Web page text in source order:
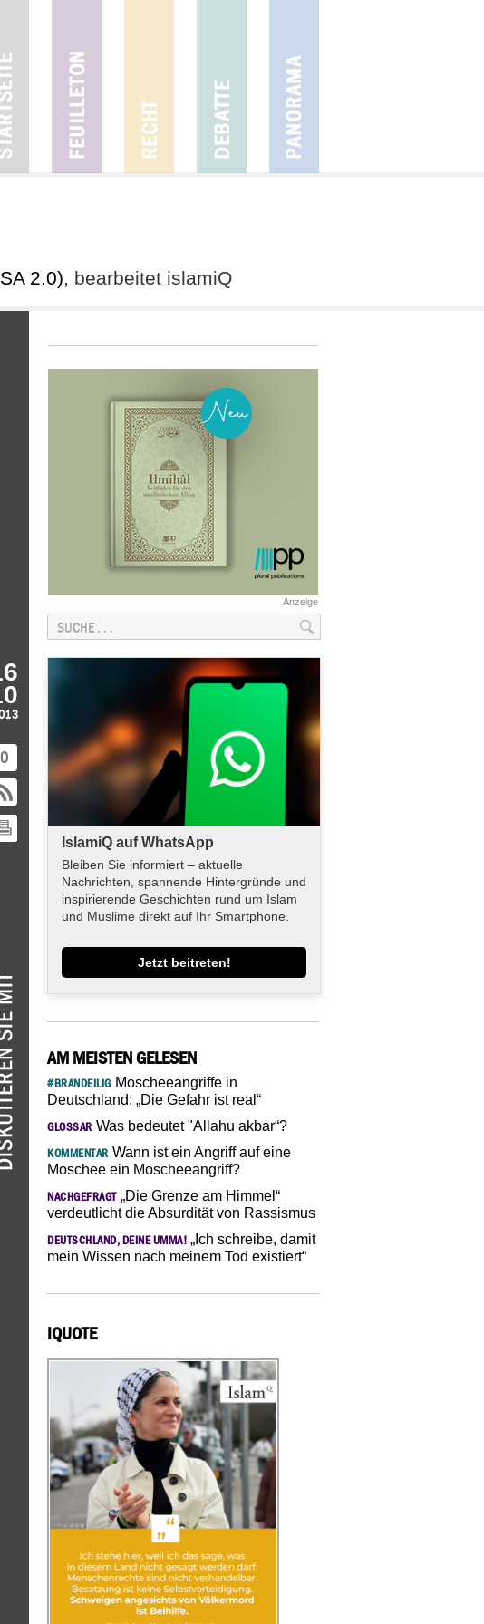
2.0), bearbeitet islamiQ
0
Anzeige
IslamiQ auf WhatsApp
Bleiben Sie informiert – aktuelle
Nachrichten, spannende Hintergründe und
inspirierende Geschichten rund um Islam
und Muslime direkt auf Ihr Smartphone.
Jetzt beitreten!
AM MEISTEN GELESEN
#BRANDEILIGMoscheeangriffe in
Deutschland: „Die Gefahr ist real“
GLOSSAR Was bedeutet "Allahu akbar“?
KOMMENTAR Wann ist ein Angriff auf eine
Moschee ein Moscheeangriff?
NACHGEFRAGT„Die Grenze am Himmel“
verdeutlicht die Absurdität von Rassismus
DEUTSCHLAND, DEINE UMMA! „Ich schreibe, damit
mein Wissen nach meinem Tod existiert“
IQUOTE